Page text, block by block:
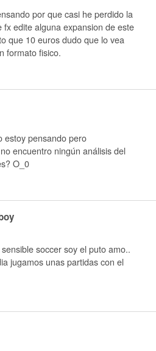
por que casi he perdido la
fx edite alguna expansion de este
que 10 euros dudo que lo vea
formato fisico.
estoy pensando pero
encuentro ningún análisis del
O_0
soccer soy el puto amo..
jugamos unas partidas con el